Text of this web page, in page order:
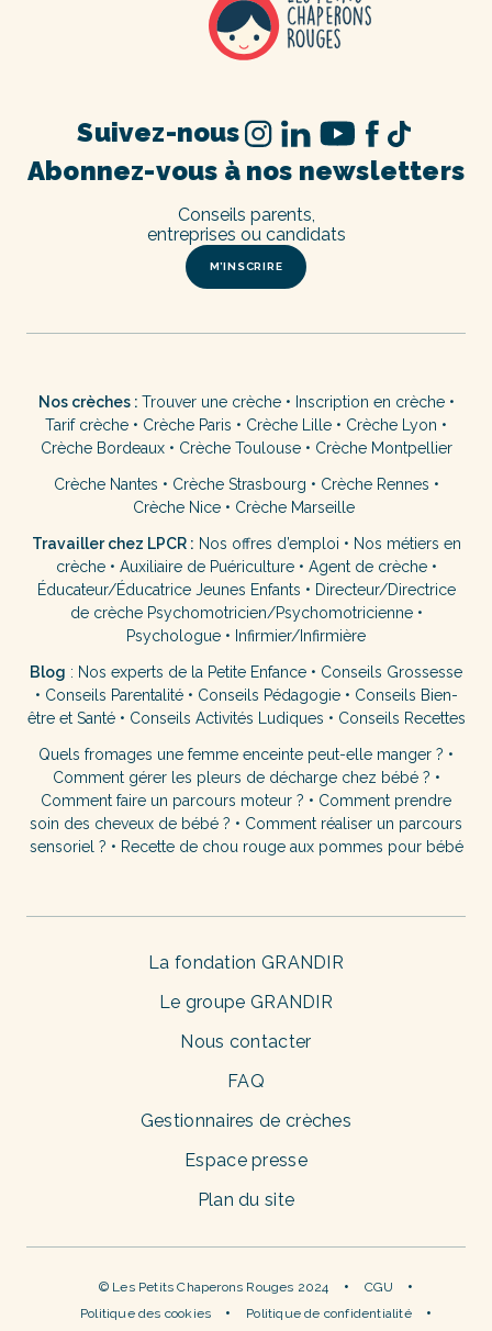
Abonnez-vous à nos newsletters
M’INSCRIRE
Conseils parents,
entreprises ou candidats
Suivez-nous
Nos crèches : Trouver une crèche• Inscription en crèche•
Tarif crèche • Crèche Paris • Crèche Lille • Crèche Lyon •
Crèche Bordeaux• Crèche Toulouse• Crèche Montpellier
Crèche Nantes • Crèche Strasbourg • Crèche Rennes •
Crèche Nice • Crèche Marseille
Travailler chez LPCR : Nos offres d’emploi • Nos métiers en
crèche• Auxiliaire de Puériculture• Agent de crèche•
Éducateur/Éducatrice Jeunes Enfants • Directeur/Directrice
de crèche Psychomotricien/Psychomotricienne•
Psychologue • Infirmier/Infirmière
Blog : Nos experts de la Petite Enfance • Conseils Grossesse
• Conseils Parentalité• Conseils Pédagogie• Conseils Bien-
être et Santé• Conseils Activités Ludiques • Conseils Recettes
Quels fromages une femme enceinte peut-elle manger ? •
Comment gérer les pleurs de décharge chez bébé ? •
Comment faire un parcours moteur ? • Comment prendre
soin des cheveux de bébé ? • Comment réaliser un parcours
sensoriel ? • Recette de chou rouge aux pommes pour bébé
La fondation GRANDIR
Le groupe GRANDIR
Nous contacter
FAQ
Gestionnaires de crèches
Espace presse
Plan du site
© Les Petits Chaperons Rouges 2024
CGU
Politique des cookies
Politique de confidentialité